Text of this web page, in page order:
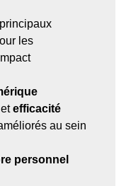
les
etefficacité
au sein
personnel